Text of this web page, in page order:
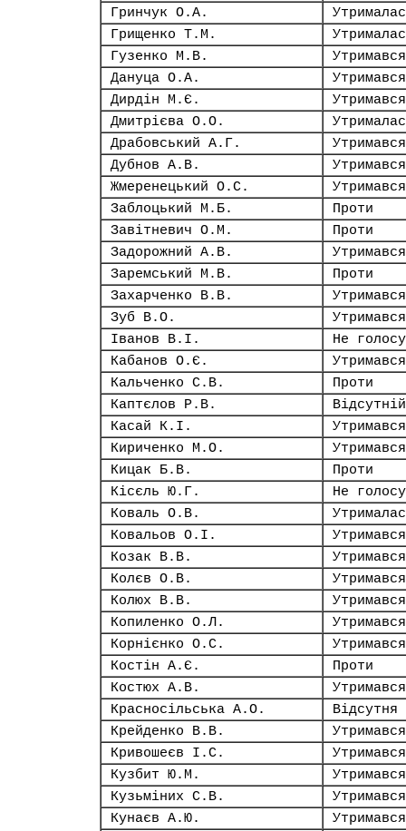
Гринчук О.А.
Грищенко Т.М.
Гузенко М.В.
Утримався
Дануца О.А.
Утримався
Дирдін М.Є.
Утримався
Дмитрієва О.О.
Драбовський А.Г.
Утримався
Дубнов А.В.
Утримався
Жмеренецький О.С.
Утримався
Заблоцький М.Б.
Проти
Завітневич О.М.
Проти
Задорожний А.В.
Утримався
Заремський М.В.
Проти
Захарченко В.В.
Утримався
Зуб В.О.
Утримався
Іванов В.І.
Не
Кабанов О.Є.
Утримався
Кальченко С.В.
Проти
Каптєлов Р.В.
Відсутній
Касай К.І.
Утримався
Кириченко М.О.
Утримався
Кицак Б.В.
Проти
Кісєль Ю.Г.
Не
Коваль О.В.
Ковальов О.І.
Утримався
Козак В.В.
Утримався
Колєв О.В.
Утримався
Колюх В.В.
Утримався
Копиленко О.Л.
Утримався
Корнієнко О.С.
Утримався
Костін А.Є.
Проти
Костюх А.В.
Утримався
Красносільська А.О.
Відсутня
Крейденко В.В.
Утримався
Кривошеєв І.С.
Утримався
Кузбит Ю.М.
Утримався
Кузьміних С.В.
Утримався
Кунаєв А.Ю.
Утримався